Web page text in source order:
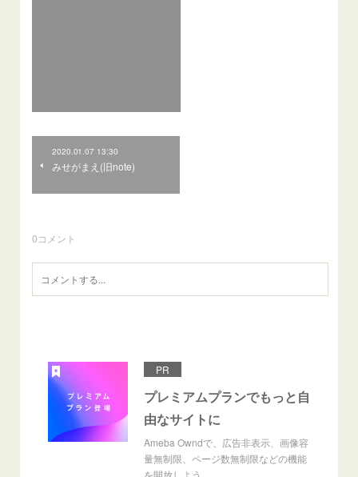
2020.01.07 13:30
みせがまえ(旧note)
0コメント
PR
プレミアムプランでもっと自
由なサイトに
Ameba Owndで、広告非表示、画像容
量無制限、ページ数無制限などの機能